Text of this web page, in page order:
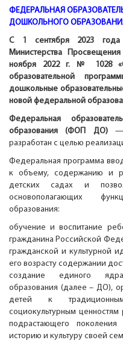
ФЕДЕРАЛЬНАЯ
ДОШКОЛЬНОГО
С 1 сентября 2023 года
Министерства
ноября 2022 г. № 1028
образовательной
дошкольные
новой федеральной
Федеральная
образования (ФОП ДО)—
разработан с целью
Федеральная программа
к объему, содержанию и
детских садах и
основополагающих
образования:
обучение и воспитание
гражданина Российской
гражданской и культурной
его возрасту содержании
создание единого
образования (далее – ДО),
детей к
социокультурным ценностям
подрастающего
историю и культуру своей